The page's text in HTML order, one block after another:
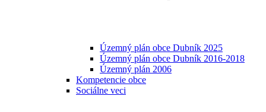
Územný plán obce Dubník 2025
Územný plán obce Dubník 2016-2018
Územný plán 2006
Kompetencie obce
Sociálne veci